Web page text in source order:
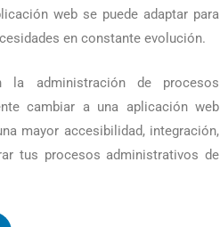
web se puede adaptar para
en constante evolución.
administración de procesos
cambiar a una aplicación web
mayor accesibilidad, integración,
tus procesos administrativos de